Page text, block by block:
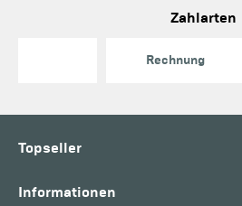
Zahlarten
Rechnung
Topseller
Informationen